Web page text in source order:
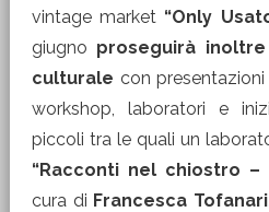
vintage market “Only
giugno proseguirà
culturale con
workshop, laboratori e
piccoli tra le quali un
“Racconti nel chiostro
cura di Francesca